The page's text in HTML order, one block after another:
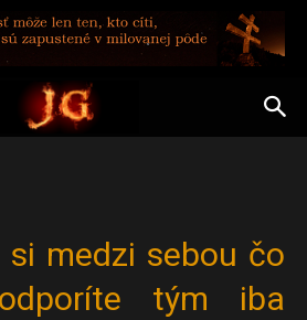
si medzi sebou čo
tým iba